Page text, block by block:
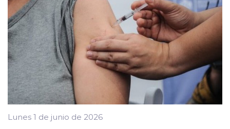
Lunes 1 de junio de 2026